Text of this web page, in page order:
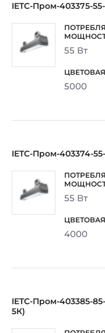
IETC-Пром-403375-
55 Вт
5000
IETC-Пром-403374-
55 Вт
4000
IETC-Пром-403385-
5К)